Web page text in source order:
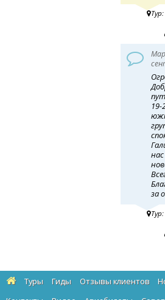
Тур:
за
Тур:
Туры Гиды Отзывы клиентов